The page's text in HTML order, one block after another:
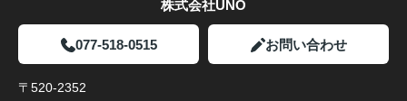
株式会社UNO
077-518-0515 お問い合わせ
〒520-2352